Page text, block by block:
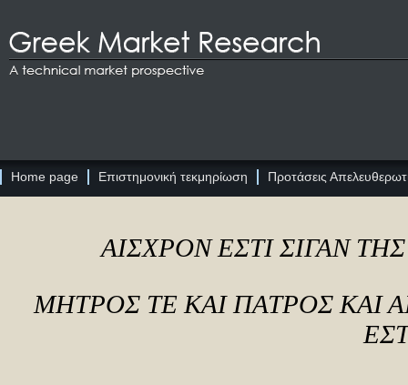
Home page Επιστημονική τεκμηρίωση Προτάσεις
ΑΙΣΧΡΟΝ ΕΣΤΙ ΣΙΓΑΝ
ΜΗΤΡΟΣ ΤΕ ΚΑΙ ΠΑΤΡΟΣ ΚΑΙ